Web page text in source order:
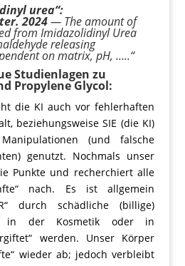
urea“:
2024— The amount of
from Imidazolidinyl Urea
releasing
on matrix, pH, …..“
Studienlagen zu
Propylene Glycol:
die KI auch vor fehlerhaften
beziehungsweise SIE (die KI)
(und falsche
genutzt. Nochmals unser
Punkte und recherchiert alle
nach. Es ist allgemein
durch schädliche (billige)
in der Kosmetik oder in
werden. Unser Körper
wieder ab; jedoch verbleibt